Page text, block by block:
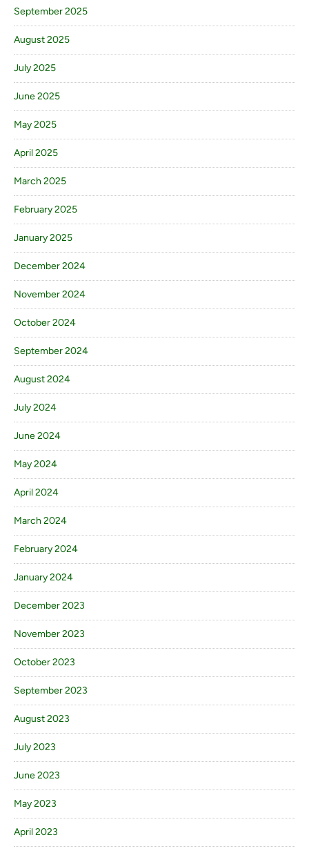
September 2025
August 2025
July 2025
June 2025
May 2025
April 2025
March 2025
February 2025
January 2025
December 2024
November 2024
October 2024
September 2024
August 2024
July 2024
June 2024
May 2024
April 2024
March 2024
February 2024
January 2024
December 2023
November 2023
October 2023
September 2023
August 2023
July 2023
June 2023
May 2023
April 2023